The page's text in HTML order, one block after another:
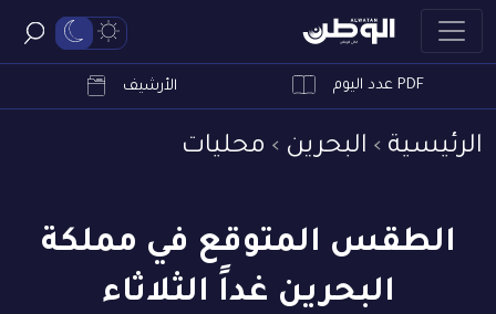
PDF عدد اليوم الأرشيف
الرئيسية البحرين محليات
الطقس المتوقع في مملكة
البحرين غداً الثلاثاء